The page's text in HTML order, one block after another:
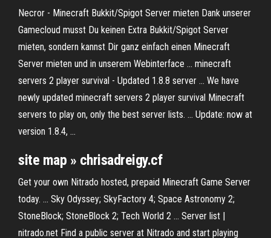
Necror - Minecraft Bukkit/Spigot Server mieten Dank unserer
Gamecloud musst Du keinen Extra Bukkit/Spigot Server
mieten, sondern kannst Dir ganz einfach einen Minecraft
Server mieten und in unserem Webinterface ... minecraft
servers 2 player survival - Updated 1.8.8 server ... We have
newly updated minecraft servers 2 player survival Minecraft
servers to play on, only the best server lists. ... Update: now at
version 1.8.4, ...
site map » chrisadreigy.cf
Get your own Nitrado hosted, prepaid Minecraft Game Server
today. ... Sky Odyssey; SkyFactory 4; Space Astronomy 2;
StoneBlock; StoneBlock 2; Tech World 2 ... Server list |
nitrado.net Find a public server at Nitrado and start playing